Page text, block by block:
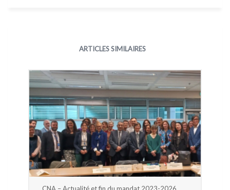
ARTICLES SIMILAIRES